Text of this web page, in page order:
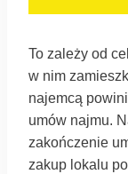
To zależy od
w nim
najemcą
umów najmu.
zakończenie
zakup lokalu